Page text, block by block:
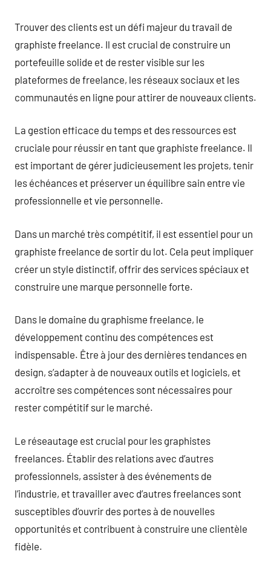
Trouver des clients est un défi majeur du travail de
graphiste freelance. Il est crucial de construire un
portefeuille solide et de rester visible sur les
plateformes de freelance, les réseaux sociaux et les
communautés en ligne pour attirer de nouveaux clients.
La gestion efficace du temps et des ressources est
cruciale pour réussir en tant que graphiste freelance. Il
est important de gérer judicieusement les projets, tenir
les échéances et préserver un équilibre sain entre vie
professionnelle et vie personnelle.
Dans un marché très compétitif, il est essentiel pour un
graphiste freelance de sortir du lot. Cela peut impliquer
créer un style distinctif, offrir des services spéciaux et
construire une marque personnelle forte.
Dans le domaine du graphisme freelance, le
développement continu des compétences est
indispensable. Être à jour des dernières tendances en
design, s’adapter à de nouveaux outils et logiciels, et
accroître ses compétences sont nécessaires pour
rester compétitif sur le marché.
Le réseautage est crucial pour les graphistes
freelances. Établir des relations avec d’autres
professionnels, assister à des événements de
l’industrie, et travailler avec d’autres freelances sont
susceptibles d’ouvrir des portes à de nouvelles
opportunités et contribuent à construire une clientèle
fidèle.